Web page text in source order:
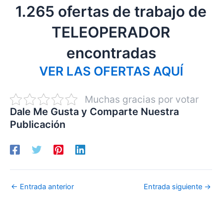
1.265 ofertas de trabajo de
TELEOPERADOR
encontradas
VER LAS OFERTAS AQUÍ
Muchas gracias por votar
Dale Me Gusta y Comparte Nuestra
Publicación
← Entrada anterior Entrada siguiente →